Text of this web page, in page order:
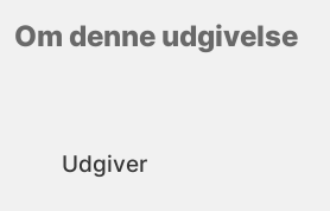
Om denne udgivelse
Udgiver